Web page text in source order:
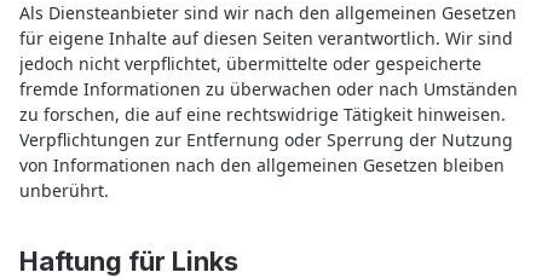
Als Diensteanbieter sind wir nach den allgemeinen Gesetzen
für eigene Inhalte auf diesen Seiten verantwortlich. Wir sind
jedoch nicht verpflichtet, übermittelte oder gespeicherte
fremde Informationen zu überwachen oder nach Umständen
zu forschen, die auf eine rechtswidrige Tätigkeit hinweisen.
Verpflichtungen zur Entfernung oder Sperrung der Nutzung
von Informationen nach den allgemeinen Gesetzen bleiben
unberührt.
Haftung für Links